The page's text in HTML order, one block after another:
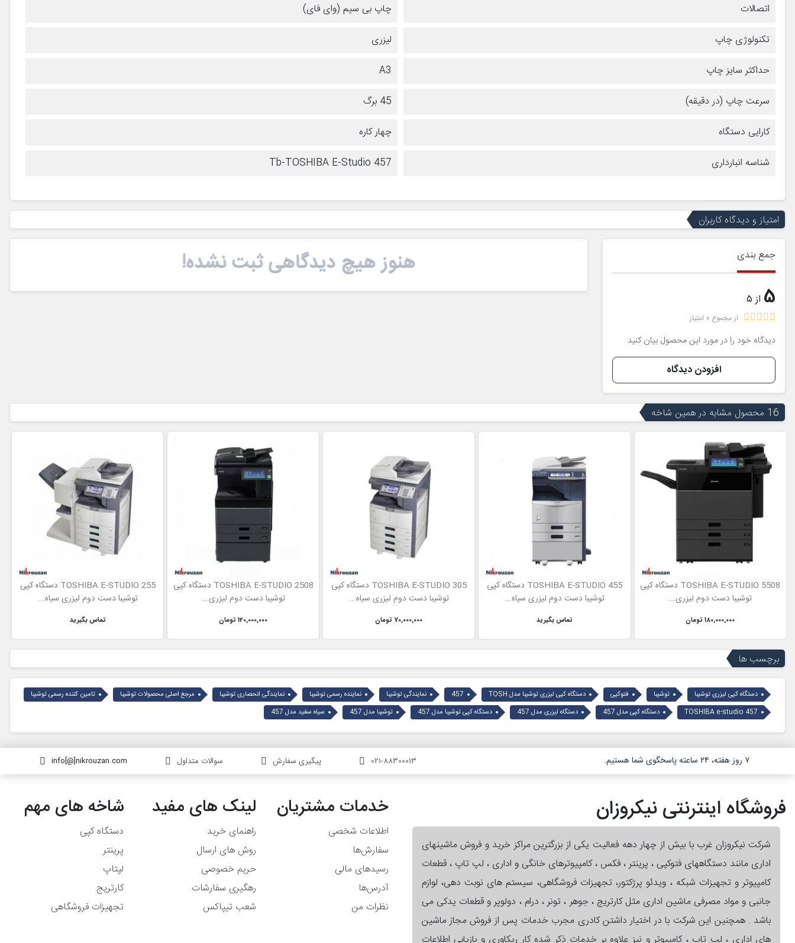
اتصالات
چاپ بی سیم (وای فای)
تکنولوژی چاپ
لیزری
حداکثر سایز چاپ
A3
سرعت چاپ (در دقیقه)
45 برگ
کارایی دستگاه
چهار کاره
شناسه انبارداری
Tb-TOSHIBA E-Studio 457
امتیاز و دیدگاه کاربران
جمع بندی
5 از 5
از مجموع 0 امتیاز
دیدگاه خود را در مورد این محصول بیان کنید
افزودن دیدگاه
هنوز هیچ دیدگاهی ثبت نشده!
16 محصول مشابه در همین شاخه
TOSHIBA E-STUDIO 5508 دستگاه کپی
توشیبا دست دوم لیزری...
180,000,000 تومان
TOSHIBA E-STUDIO 455 دستگاه کپی
توشیبا دست دوم لیزری سیاه...
تماس بگیرید
TOSHIBA E-STUDIO 305 دستگاه کپی
توشیبا دست دوم لیزری سیاه...
70,000,000 تومان
TOSHIBA E-STUDIO 2508 دستگاه کپی
توشیبا دست دوم لیزری...
120,000,000 تومان
TOSHIBA E-STUDIO 255 دستگاه کپی
توشیبا دست دوم لیزری سیاه...
تماس بگیرید
برچسب ها
دستگاه کپی لیزری توشیبا توشیبا فتوکپی دستگاه کپی لیزری توشیبا مدل TOSH 457 نمایندگی توشیبا نماینده رسمی توشیبا نمایندگی انحصاری توشیبا مرجع اصلی محصولات توشیبا
تامین کننده رسمی توشیبا
TOSHIBA e-studio 457
دستگاه کپی مدل 457 دستگاه لیزری مدل 457 دستگاه کپی توشیبا مدل 457 توشیبا مدل 457 سیاه سفید مدل 457
۷ روز هفته، ۲۴ ساعته پاسخگوی شما هستیم. info[@]nikrouzan.com سوالات متداول پیگیری سفارش 021-88300013
فروشگاه اینترنتی نیکروزان
شرکت نیکروزان غرب با بیش از چهار دهه فعالیت یکی از بزرگترین مراکز خرید و فروش ماشینهای
اداری مانند دستگاههای فتوکپی ، پرینتر ، فکس ، کامپیوترهای خانگی و اداری ، لپ تاپ ، قطعات
کامپیوتر و تجهیزات شبکه ، ویدئو پرژکتور، تجهیزات فروشگاهی، سیستم های نوبت دهی، لوازم
جانبی و مواد مصرفی ماشین اداری مثل کارتریج ، جوهر ، تونر ، درام ، دولوپر و قطعات یدکی می
باشد . همچنین این شرکت با در اختیار داشتن کادری مجرب خدمات پس از فروش مجاز ماشین
های اداری ، لپ تاپ ، کامپیوتر و نیز علاوه بر خدمات ذکر شده کار ریکاوری و بازیابی اطلاعات
خدمات مشتریان
اطلاعات شخصی
سفارش‌ها
رسیدهای مالی
آدرس‌ها
نظرات من
لینک های مفید
راهنمای خرید
روش های ارسال
حریم خصوصی
رهگیری سفارشات
شعب تیپاکس
شاخه های مهم
دستگاه کپی
پرینتر
لپتاپ
کارتریج
تجهیزات فروشگاهی